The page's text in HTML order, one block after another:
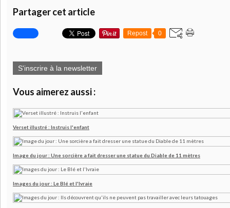
Partager cet article
Repost 0
S'inscrire à la newsletter
Vous aimerez aussi :
Verset illustré : Instruis l'enfant
Image du jour : Une sorcière a fait dresser une statue du Diable de 11 mètres
Images du jour : Le Blé et l'Ivraie